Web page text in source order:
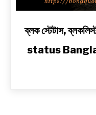
linkব্লক স্টেটাস,
status